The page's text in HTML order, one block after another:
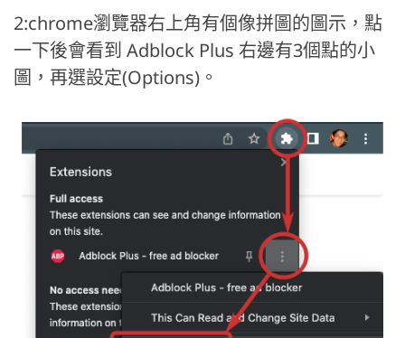
2:chrome瀏覽器右上角有個像拼圖的圖示，點
一下後會看到 Adblock Plus 右邊有3個點的小
圖，再選設定(Options)。